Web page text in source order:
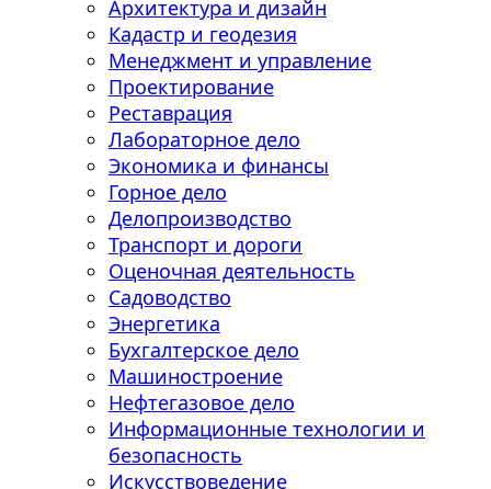
Архитектура и дизайн
Кадастр и геодезия
Менеджмент и управление
Проектирование
Реставрация
Лабораторное дело
Экономика и финансы
Горное дело
Делопроизводство
Транспорт и дороги
Оценочная деятельность
Садоводство
Энергетика
Бухгалтерское дело
Машиностроение
Нефтегазовое дело
Информационные технологии и
безопасность
Искусствоведение